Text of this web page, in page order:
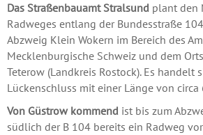
Das Straßenbauamt Stralsund plant den
Radweges entlang der Bundesstraße
Abzweig Klein Wokern im Bereich des
Mecklenburgische Schweiz und dem
Teterow (Landkreis Rostock). Es handelt
Lückenschluss mit einer Länge von
Von Güstrow kommend ist bis zum
südlich der B 104 bereits ein Radweg